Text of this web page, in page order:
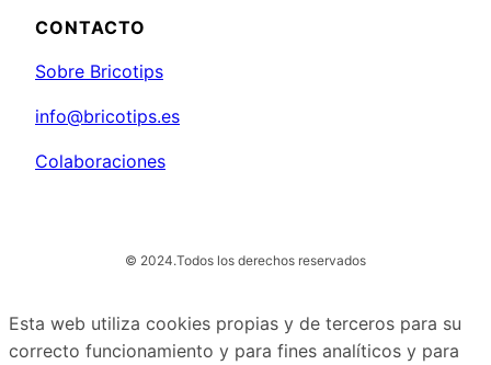
CONTACTO
Sobre Bricotips
info@bricotips.es
Colaboraciones
© 2024.Todos los derechos reservados
Esta web utiliza cookies propias y de terceros para su
correcto funcionamiento y para fines analíticos y para